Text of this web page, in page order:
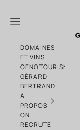
Menu
DOMAINES
ET VINS
OENOTOURISME
GÉRARD
BERTRAND
À
PROPOS
ON
RECRUTE